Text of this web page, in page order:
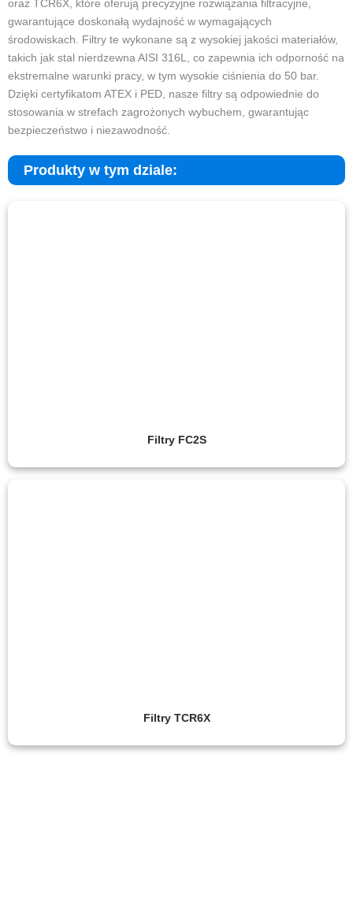
oraz TCR6X, które oferują precyzyjne rozwiązania filtracyjne,
gwarantujące doskonałą wydajność w wymagających
środowiskach. Filtry te wykonane są z wysokiej jakości materiałów,
takich jak stal nierdzewna AISI 316L, co zapewnia ich odporność na
ekstremalne warunki pracy, w tym wysokie ciśnienia do 50 bar.
Dzięki certyfikatom ATEX i PED, nasze filtry są odpowiednie do
stosowania w strefach zagrożonych wybuchem, gwarantując
bezpieczeństwo i niezawodność.
Produkty w tym dziale:
Filtry FC2S
Filtry TCR6X